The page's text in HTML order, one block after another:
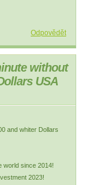
Odpovědět
without
USA
and whiter Dollars
world since 2014!
2023!